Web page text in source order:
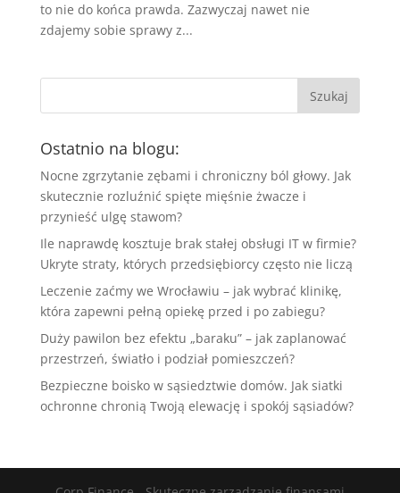
to nie do końca prawda. Zazwyczaj nawet nie
zdajemy sobie sprawy z...
Ostatnio na blogu:
Nocne zgrzytanie zębami i chroniczny ból głowy. Jak
skutecznie rozluźnić spięte mięśnie żwacze i
przynieść ulgę stawom?
Ile naprawdę kosztuje brak stałej obsługi IT w firmie?
Ukryte straty, których przedsiębiorcy często nie liczą
Leczenie zaćmy we Wrocławiu – jak wybrać klinikę,
która zapewni pełną opiekę przed i po zabiegu?
Duży pawilon bez efektu „baraku” – jak zaplanować
przestrzeń, światło i podział pomieszczeń?
Bezpieczne boisko w sąsiedztwie domów. Jak siatki
ochronne chronią Twoją elewację i spokój sąsiadów?